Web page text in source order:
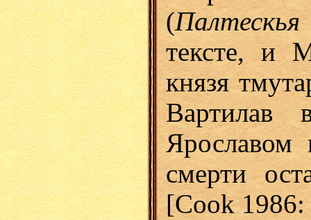
(
тексте, и
князя
Ярославом
смерти
[Cook